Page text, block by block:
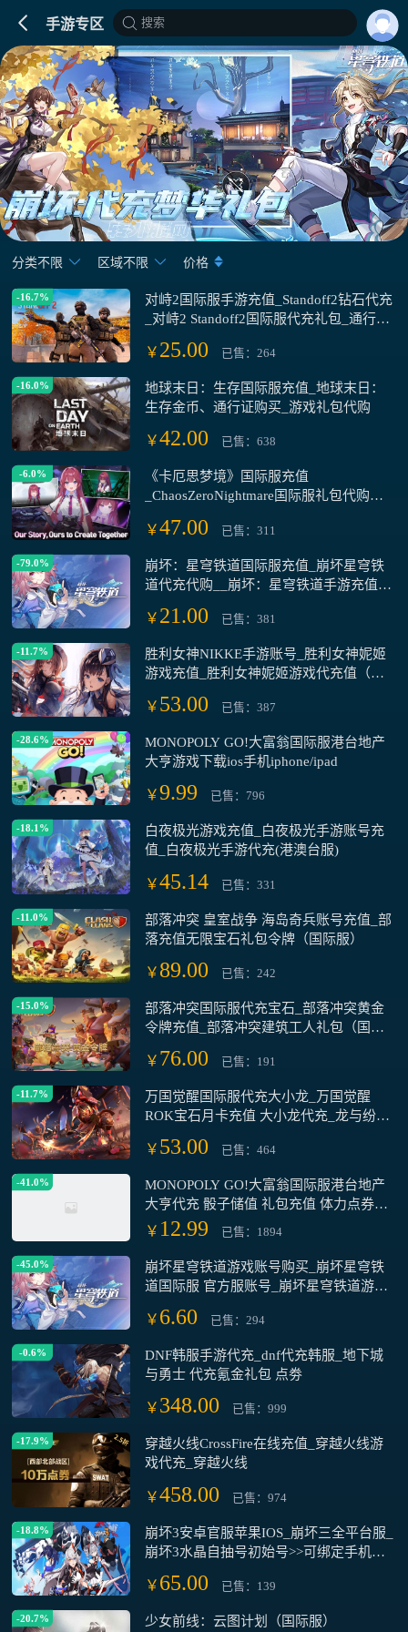
手游专区 搜索
分类不限 区域不限 价格
-16.7%
对峙2国际服手游充值_Standoff2钻石代充
_对峙2 Standoff2国际服代充礼包_通行证
￥ 25.00 已售：264
-16.0%
地球末日：生存国际服充值_地球末日：
生存金币、通行证购买_游戏礼包代购
￥42.00 已售：638
-6.0%
《卡厄思梦境》国际服充值
_ChaosZeroNightmare国际服礼包代购、
￥47.00 已售：311
-79.0%
崩坏：星穹铁道国际服充值_崩坏星穹铁
道代充代购__崩坏：星穹铁道手游充值平
￥ 21.00 已售：381
-11.7%
胜利女神NIKKE手游账号_胜利女神妮姬
游戏充值_胜利女神妮姬游戏代充值（国
￥ 53.00 已售：387
-28.6%
MONOPOLY GO!大富翁国际服港台地产
大亨游戏下载ios手机iphone/ipad
￥9.99 已售：796
-18.1%
白夜极光游戏充值_白夜极光手游账号充
值_白夜极光手游代充(港澳台服)
￥45.14 已售：331
-11.0%
部落冲突 皇室战争 海岛奇兵账号充值_部
落充值无限宝石礼包令牌（国际服）
￥ 89.00 已售：242
-15.0%
部落冲突国际服代充宝石_部落冲突黄金
令牌充值_部落冲突建筑工人礼包（国际
￥ 76.00 已售：191
-11.7%
万国觉醒国际服代充大小龙_万国觉醒
ROK宝石月卡充值 大小龙代充_龙与纷争
龙
￥ 53.00 已售：464
-41.0%
MONOPOLY GO!大富翁国际服港台地产
大亨代充 骰子储值 礼包充值 体力点券氪
金强手棋
￥ 12.99 已售：1894
-45.0%
崩坏星穹铁道游戏账号购买_崩坏星穹铁
道国际服 官方服账号_崩坏星穹铁道游戏
账号交易平台
￥ 6.60 已售：294
-0.6%
DNF韩服手游代充_dnf代充韩服_地下城
与勇士 代充氪金礼包 点劵
￥ 348.00 已售：999
-17.9%
穿越火线CrossFire在线充值_穿越火线游
戏代充_穿越火线
￥458.00 已售：974
-18.8%
崩坏3安卓官服苹果IOS_崩坏三全平台服_
崩坏3水晶自抽号初始号>>可绑定手机修
改密码
￥ 65.00 已售：139
-20.7% 少女前线：云图计划（国际服）